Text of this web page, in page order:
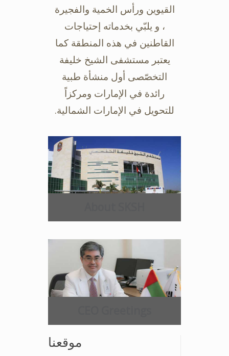
القيوين ورأس الخمية ‏والفجيرة
، و يلبّي بخدماته إحتياجات
القاطنين في هذه المنطقة كما
يعتبر مستشفى ‏الشيخ خليفة
التخصّصى أول منشأة طبية
رائدة في الإمارات ومركزاً
للتحويل في ‏الإمارات الشمالية.‏
موقعنا